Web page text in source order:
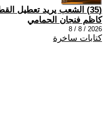
(35) الشعب يريد تعطيل القطار
كاظم فنجان الحمامي
2026 / 8 / 8
كتابات ساخرة